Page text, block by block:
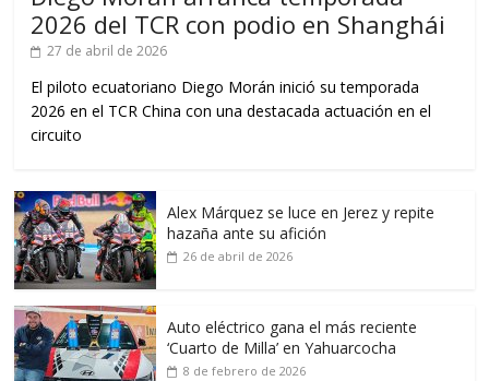
2026 del TCR con podio en Shanghái
27 de abril de 2026
El piloto ecuatoriano Diego Morán inició su temporada
2026 en el TCR China con una destacada actuación en el
circuito
Alex Márquez se luce en Jerez y repite
hazaña ante su afición
26 de abril de 2026
Auto eléctrico gana el más reciente
‘Cuarto de Milla’ en Yahuarcocha
8 de febrero de 2026